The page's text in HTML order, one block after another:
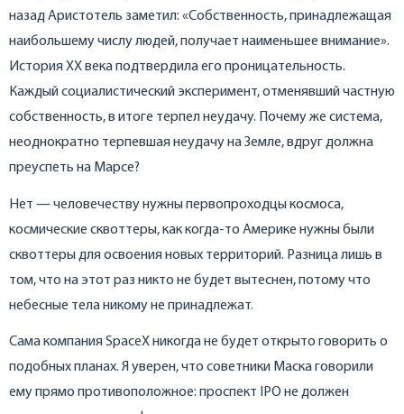
назад Аристотель заметил: «Собственность, принадлежащая
наибольшему числу людей, получает наименьшее внимание».
История ХХ века подтвердила его проницательность.
Каждый социалистический эксперимент, отменявший частную
собственность, в итоге терпел неудачу. Почему же система,
неоднократно терпевшая неудачу на Земле, вдруг должна
преуспеть на Марсе?
Нет — человечеству нужны первопроходцы космоса,
космические сквоттеры, как когда-то Америке нужны были
сквоттеры для освоения новых территорий. Разница лишь в
том, что на этот раз никто не будет вытеснен, потому что
небесные тела никому не принадлежат.
Сама компания SpaceX никогда не будет открыто говорить о
подобных планах. Я уверен, что советники Маска говорили
ему прямо противоположное: проспект IPO не должен